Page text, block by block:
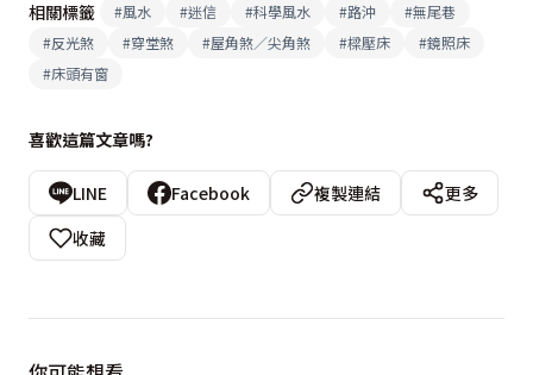
相關標籤 #風水 #迷信 #科學風水 #路沖 #無尾巷
#反光煞 #穿堂煞 #屋角煞／尖角煞 #樑壓床 #鏡照床
#床頭有窗
喜歡這篇文章嗎?
LINE Facebook 複製連結
更多
收藏